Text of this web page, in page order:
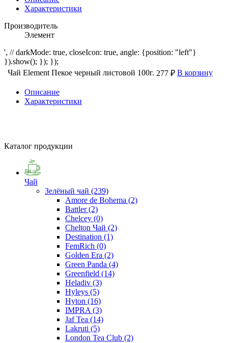
Характеристики
Производитель
Элемент
', // darkMode: true, closeIcon: true, angle: {position: "left"}
}).show(); }); });
Чай Element Пекое черный листовой 100г. 277 ₽ В корзину
Описание
Характеристики
Каталог продукции
Чай
Зелёный чай (239)
Amore de Bohema (2)
Battler(2)
Chelcey (0)
Chelton Чай (2)
Destination (1)
FemRich (0)
Golden Era (2)
Green Panda (4)
Greenfield (14)
Heladiv (3)
Hyleys (5)
Hyton (16)
IMPRA (3)
Jaf Tea (14)
Lakruti (5)
London Tea Club (2)